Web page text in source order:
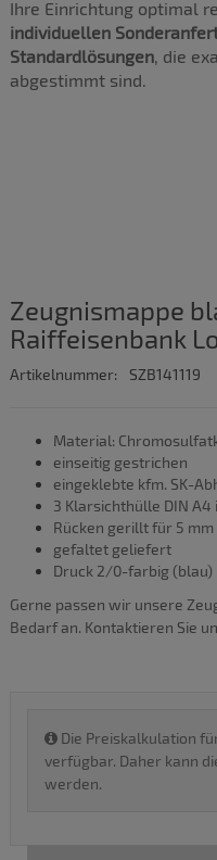
Ihre Einrichtung optimal
individuellen
Standardlösungen, die
abgestimmt sind.
Zeugnismappe
Raiffeisenbank
Artikelnummer: SZB141119
Material:
einseitig gestrichen
eingeklebte kfm. SK-
3 Klarsichthülle DIN
Rücken gerillt für 5
gefaltet geliefert
Druck 2/0-farbig (blau)
Gerne passen wir unsere
Bedarf an. Kontaktieren Sie
Die Preiskalkulation
verfügbar. Daher kann
werden.